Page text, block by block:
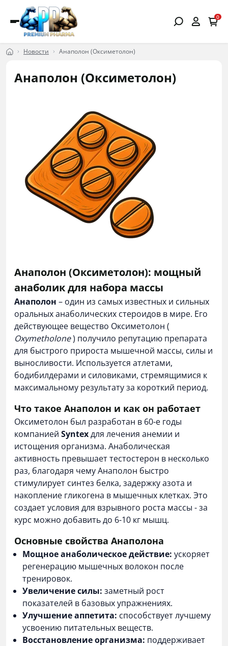
0
Новости Анаполон (Оксиметолон)
Анаполон (Оксиметолон)
Анаполон (Оксиметолон): мощный
анаболик для набора массы
Анаполон – один из самых известных и сильных
оральных анаболических стероидов в мире. Его
действующее вещество Оксиметолон (
Oxymetholone) получило репутацию препарата
для быстрого прироста мышечной массы, силы и
выносливости. Используется атлетами,
бодибилдерами и силовиками, стремящимися к
максимальному результату за короткий период.
Что такое Анаполон и как он работает
Оксиметолон был разработан в 60-е годы
компанией Syntexдля лечения анемии и
истощения организма. Анаболическая
активность превышает тестостерон в несколько
раз, благодаря чему Анаполон быстро
стимулирует синтез белка, задержку азота и
накопление гликогена в мышечных клетках. Это
создает условия для взрывного роста массы - за
курс можно добавить до 6-10 кг мышц.
Основные свойства Анаполона
Мощное анаболическое действие: ускоряет
регенерацию мышечных волокон после
тренировок.
Увеличение силы: заметный рост
показателей в базовых упражнениях.
Улучшение аппетита: способствует лучшему
усвоению питательных веществ.
Восстановление организма: поддерживает